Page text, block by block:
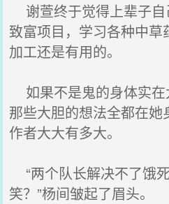
谢萱终于觉得上辈子自
致富项目，学习各种中草
加工还是有用的。
如果不是鬼的身体实
那些大胆的想法全都在她
作者大大有多大。
“两个队长解决不了饿
笑？”杨间皱起了眉头。